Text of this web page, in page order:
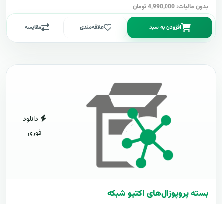
بدون مالیات: 4,990,000 تومان
افزودن به سبد علاقه‌مندی مقایسه
دانلود
فوری
بسته پروپوزال‌های اکتیو شبکه